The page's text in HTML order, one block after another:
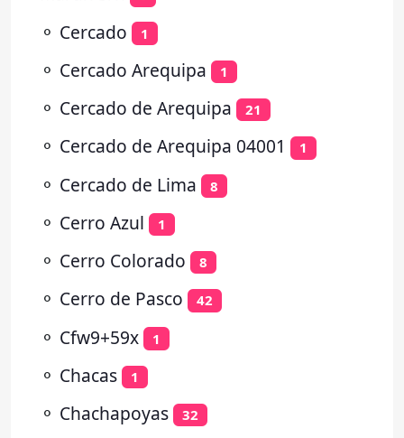
⚬ Cercado 1
⚬ Cercado Arequipa 1
⚬ Cercado de Arequipa 21
⚬ Cercado de Arequipa 04001 1
⚬ Cercado de Lima 8
⚬ Cerro Azul 1
⚬ Cerro Colorado 8
⚬ Cerro de Pasco 42
⚬ Cfw9+59x 1
⚬ Chacas 1
⚬ Chachapoyas 32